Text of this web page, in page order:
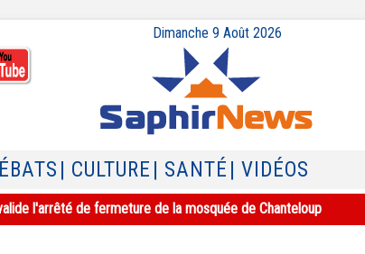
Dimanche 9 Août 2026
| CULTURE | SANTÉ | VIDÉOS
l'arrêté de fermeture de la mosquée de Chanteloup